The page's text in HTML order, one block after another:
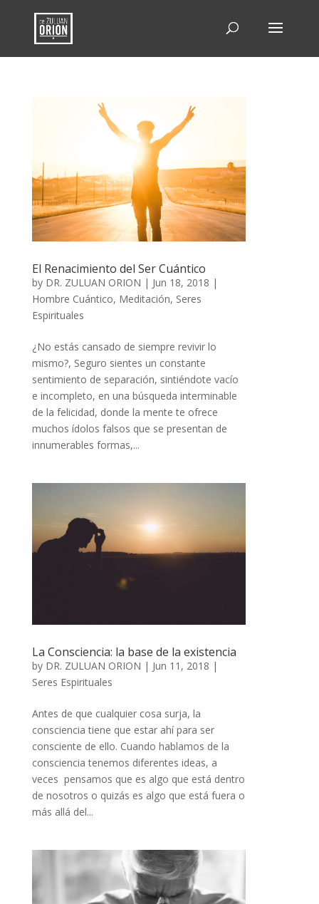
El Renacimiento del Ser Cuántico
by DR. ZULUAN ORION | Jun 18, 2018 |
Hombre Cuántico, Meditación, Seres
Espirituales
¿No estás cansado de siempre revivir lo
mismo?, Seguro sientes un constante
sentimiento de separación, sintiéndote vacío
e incompleto, en una búsqueda interminable
de la felicidad, donde la mente te ofrece
muchos ídolos falsos que se presentan de
innumerables formas,...
La Consciencia: la base de la existencia
by DR. ZULUAN ORION | Jun 11, 2018 |
Seres Espirituales
Antes de que cualquier cosa surja, la
consciencia tiene que estar ahí para ser
consciente de ello. Cuando hablamos de la
consciencia tenemos diferentes ideas, a
veces pensamos que es algo que está dentro
de nosotros o quizás es algo que está fuera o
más allá del...